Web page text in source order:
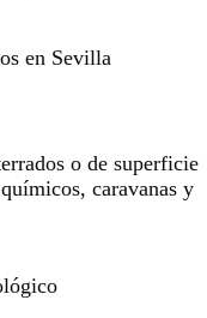
en Sevilla
o de superficie
caravanas y